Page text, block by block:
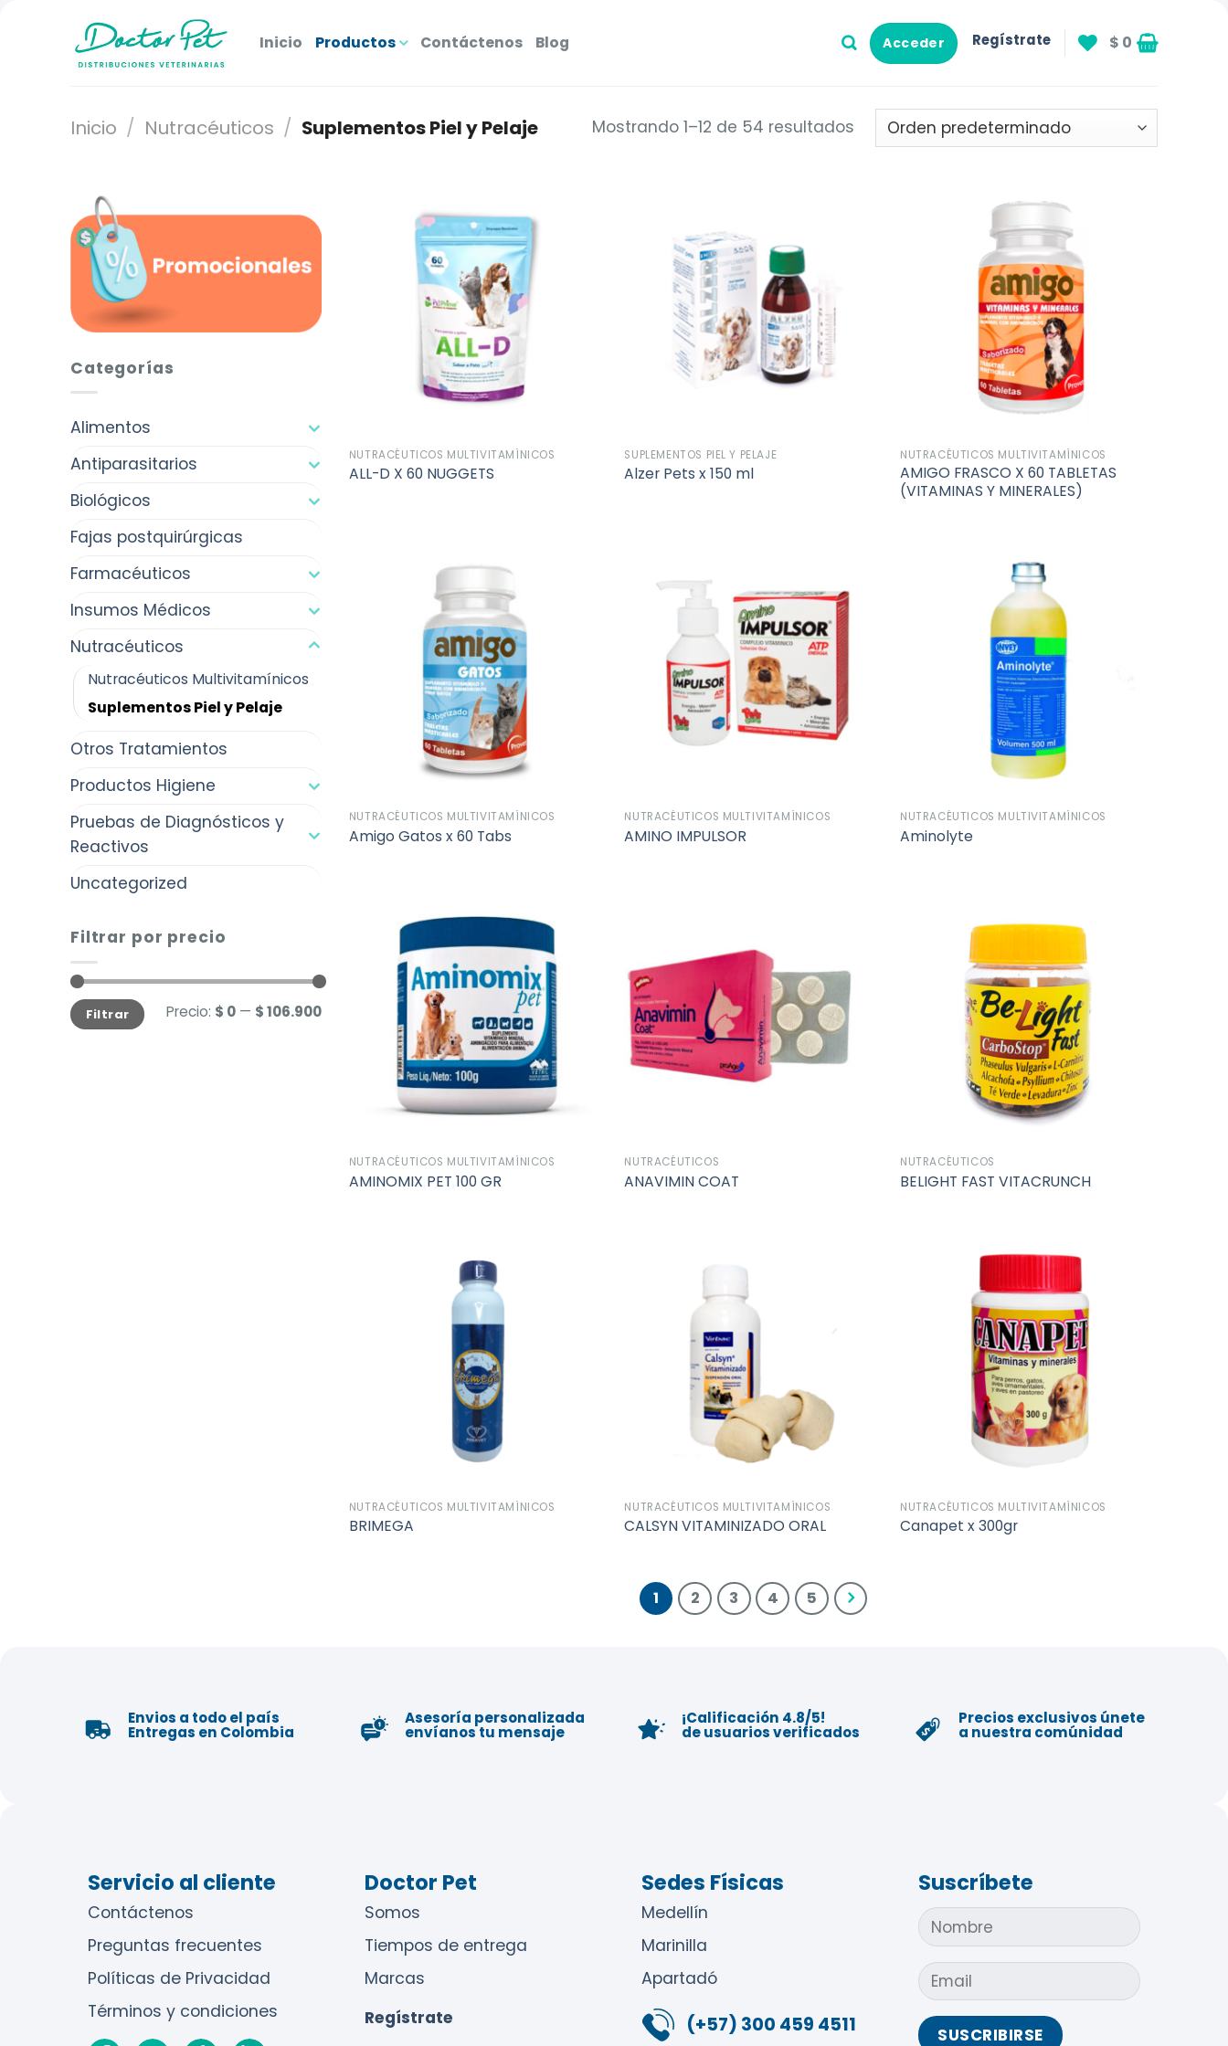
contenido
Inicio Productos Contáctenos Blog Acceder Regístrate $ 0
Inicio / Nutracéuticos / Suplementos Piel y Pelaje Mostrando 1–12 de 54 resultados
Categorías
Alimentos
Antiparasitarios
Biológicos
Fajas postquirúrgicas
Farmacéuticos
Insumos Médicos
Nutracéuticos
Nutracéuticos Multivitamínicos
Suplementos Piel y Pelaje
Otros Tratamientos
Productos Higiene
Pruebas de Diagnósticos y
Reactivos
Uncategorized
Filtrar por precio
Precio
mínimo
Precio
máximo
Filtrar Precio: $ 0 — $ 106.900
NUTRACÉUTICOS MULTIVITAMÍNICOS
ALL-D X 60 NUGGETS
SUPLEMENTOS PIEL Y PELAJE
Alzer Pets x 150 ml
NUTRACÉUTICOS MULTIVITAMÍNICOS
AMIGO FRASCO X 60 TABLETAS
(VITAMINAS Y MINERALES)
NUTRACÉUTICOS MULTIVITAMÍNICOS
Amigo Gatos x 60 Tabs
Añadir
a la
lista de
deseos
NUTRACÉUTICOS MULTIVITAMÍNICOS
AMINO IMPULSOR
NUTRACÉUTICOS MULTIVITAMÍNICOS
Aminolyte
lista de
deseos
NUTRACÉUTICOS MULTIVITAMÍNICOS
AMINOMIX PET 100 GR
lista de
deseos
NUTRACÉUTICOS
ANAVIMIN COAT
NUTRACÉUTICOS
BELIGHT FAST VITACRUNCH
NUTRACÉUTICOS MULTIVITAMÍNICOS
BRIMEGA
deseos
NUTRACÉUTICOS MULTIVITAMÍNICOS
CALSYN VITAMINIZADO ORAL
NUTRACÉUTICOS MULTIVITAMÍNICOS
Canapet x 300gr
1 2 3 4 5
Envios a todo el país
Entregas en Colombia
Asesoría personalizada
envíanos tu mensaje
¡Calificación 4.8/5!
de usuarios verificados
Precios exclusivos únete
a nuestra comúnidad
Servicio al cliente
Contáctenos
Preguntas frecuentes
Políticas de Privacidad
Términos y condiciones
Doctor Pet
Somos
Tiempos de entrega
Marcas
Regístrate
Sedes Físicas
Medellín
Marinilla
Apartadó
(+57) 300 459 4511
Suscríbete